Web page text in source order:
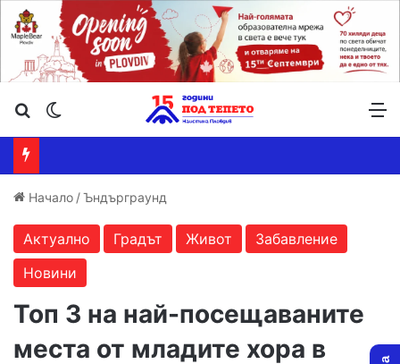
Търсене ...
Начало /Ъндърграунд
Актуално Градът Живот
Забавление
Новини
Топ 3 на най-посещаваните
места от младите хора в